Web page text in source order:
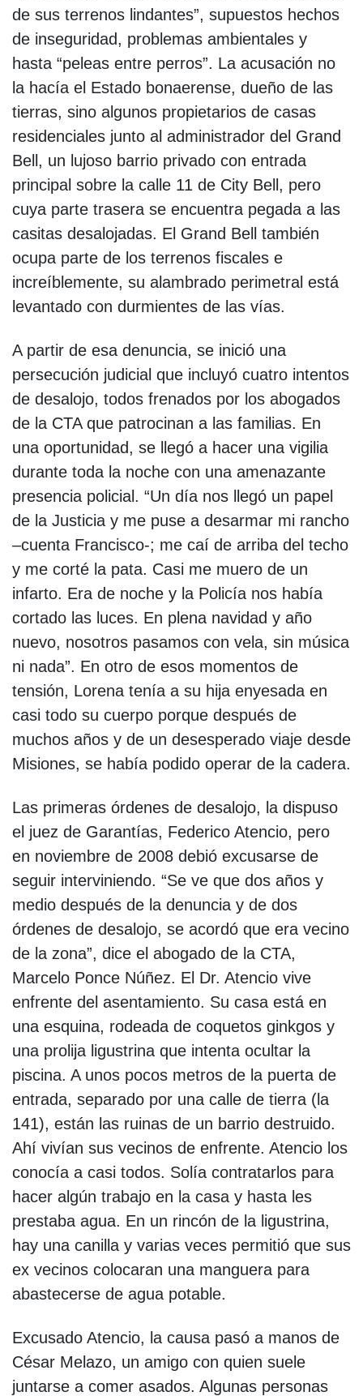
de sus terrenos lindantes”, supuestos hechos
de inseguridad, problemas ambientales y
hasta “peleas entre perros”. La acusación no
la hacía el Estado bonaerense, dueño de las
tierras, sino algunos propietarios de casas
residenciales junto al administrador del Grand
Bell, un lujoso barrio privado con entrada
principal sobre la calle 11 de City Bell, pero
cuya parte trasera se encuentra pegada a las
casitas desalojadas. El Grand Bell también
ocupa parte de los terrenos fiscales e
increíblemente, su alambrado perimetral está
levantado con durmientes de las vías.
A partir de esa denuncia, se inició una
persecución judicial que incluyó cuatro intentos
de desalojo, todos frenados por los abogados
de la CTA que patrocinan a las familias. En
una oportunidad, se llegó a hacer una vigilia
durante toda la noche con una amenazante
presencia policial. “Un día nos llegó un papel
de la Justicia y me puse a desarmar mi rancho
–cuenta Francisco-; me caí de arriba del techo
y me corté la pata. Casi me muero de un
infarto. Era de noche y la Policía nos había
cortado las luces. En plena navidad y año
nuevo, nosotros pasamos con vela, sin música
ni nada”. En otro de esos momentos de
tensión, Lorena tenía a su hija enyesada en
casi todo su cuerpo porque después de
muchos años y de un desesperado viaje desde
Misiones, se había podido operar de la cadera.
Las primeras órdenes de desalojo, la dispuso
el juez de Garantías, Federico Atencio, pero
en noviembre de 2008 debió excusarse de
seguir interviniendo. “Se ve que dos años y
medio después de la denuncia y de dos
órdenes de desalojo, se acordó que era vecino
de la zona”, dice el abogado de la CTA,
Marcelo Ponce Núñez. El Dr. Atencio vive
enfrente del asentamiento. Su casa está en
una esquina, rodeada de coquetos ginkgos y
una prolija ligustrina que intenta ocultar la
piscina. A unos pocos metros de la puerta de
entrada, separado por una calle de tierra (la
141), están las ruinas de un barrio destruido.
Ahí vivían sus vecinos de enfrente. Atencio los
conocía a casi todos. Solía contratarlos para
hacer algún trabajo en la casa y hasta les
prestaba agua. En un rincón de la ligustrina,
hay una canilla y varias veces permitió que sus
ex vecinos colocaran una manguera para
abastecerse de agua potable.
Excusado Atencio, la causa pasó a manos de
César Melazo, un amigo con quien suele
juntarse a comer asados. Algunas personas